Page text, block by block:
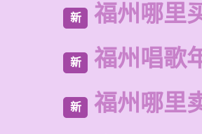
新 福州哪里
新 福州唱歌
新 福州哪里